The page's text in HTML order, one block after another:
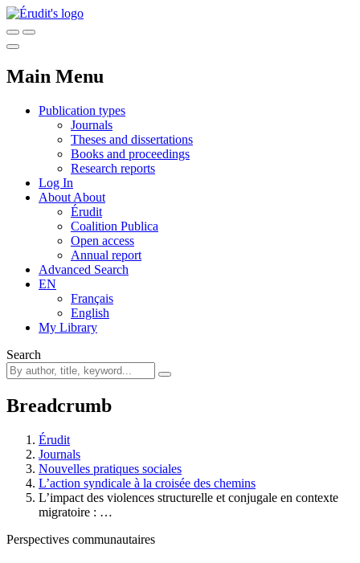
Main Menu
Publication types
Journals
Theses and dissertations
Books and proceedings
Research reports
Log In
About About
Érudit
Coalition Publica
Open access
Annual report
Advanced Search
EN
Français
English
My Library
Search
Breadcrumb
Érudit
Journals
Nouvelles pratiques sociales
L’action syndicale à la croisée des chemins
L’impact des violences structurelle et conjugale en contexte
migratoire : …
Perspectives communautaires